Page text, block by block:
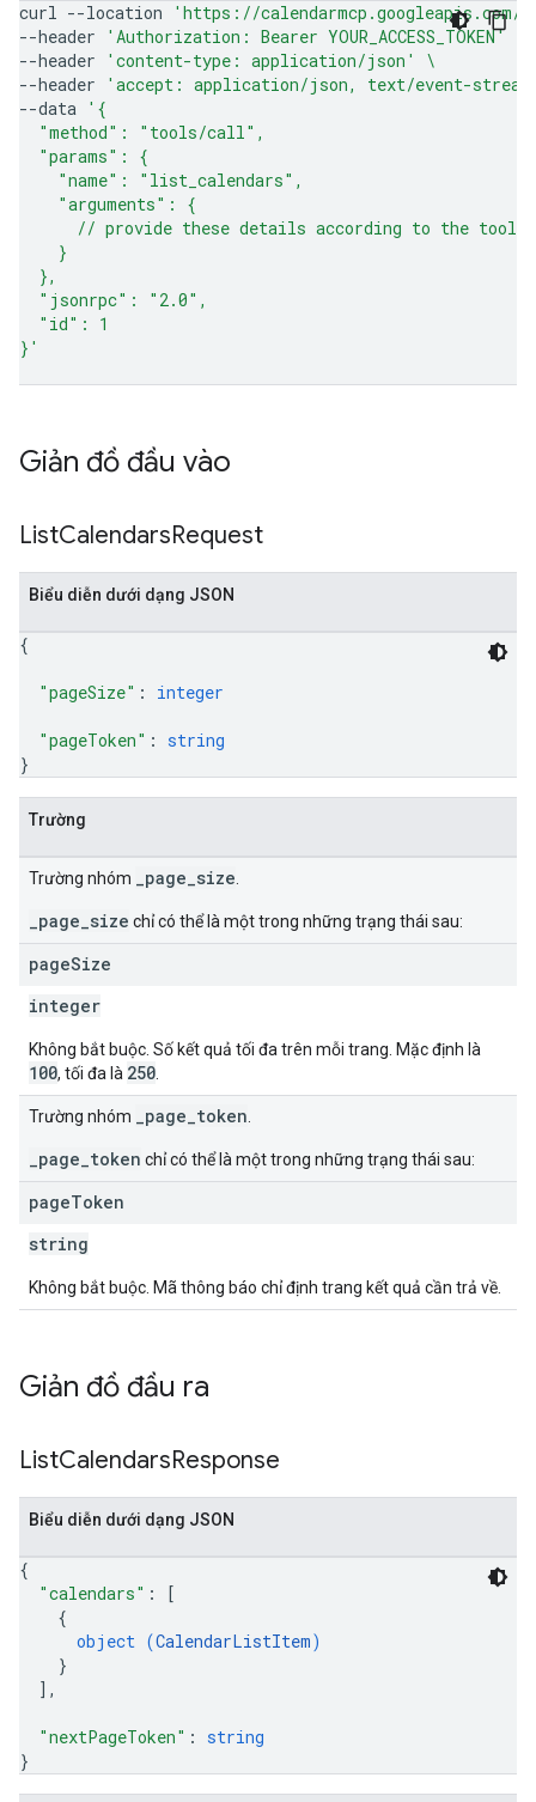
curl --location
'https://calendarmcp.googleapis.com/
--header
'Authorization: Bearer YOUR_ACCESS_TOKEN'
--header
'content-type: application/json'
\
--header
'accept: application/json, text/event-
--data '{
  "method": "tools/call",
  "params": {
    "name": "list_calendars",
    "arguments": {
// provide these details according to the tool
    }
  },
  "jsonrpc": "2.0",
  "id": 1
}'
Giản đồ đầu vào
ListCalendarsRequest
Biểu diễn dưới dạng JSON
{
"pageSize" : integer
"pageToken" : string
}
Trường
Trường nhóm _page_size
_page_size chỉ có thể là một trong những trạng thái sau:
pageSize
integer
Không bắt buộc. Số kết quả tối đa trên mỗi trang. Mặc định là
100, tối đa là 250
Trường nhóm _page_token
_page_token chỉ có thể là một trong những trạng thái sau:
pageToken
string
Không bắt buộc. Mã thông báo chỉ định trang kết quả cần trả về.
Giản đồ đầu ra
ListCalendarsResponse
Biểu diễn dưới dạng JSON
{
"calendars" :
[
{
object (CalendarListItem)
}
] ,
"nextPageToken" : string
}